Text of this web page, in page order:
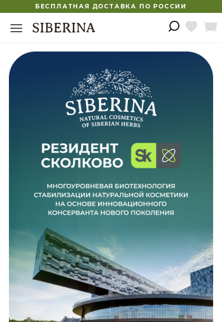
БЕСПЛАТНАЯ ДОСТАВКА ПО РОССИИ